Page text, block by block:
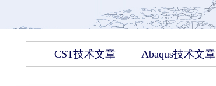
CST技术文章 Abaqus技术文章